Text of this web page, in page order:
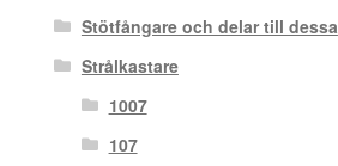
Stötfångare och delar till dessa
Strålkastare
1007
107